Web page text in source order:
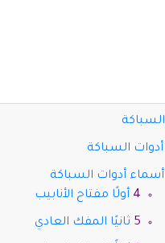
السباكة
أدوات السباكة
أسماء أدوات السباكة
أولًا مفتاح الأنابيب
ثانيًا المفك العادي